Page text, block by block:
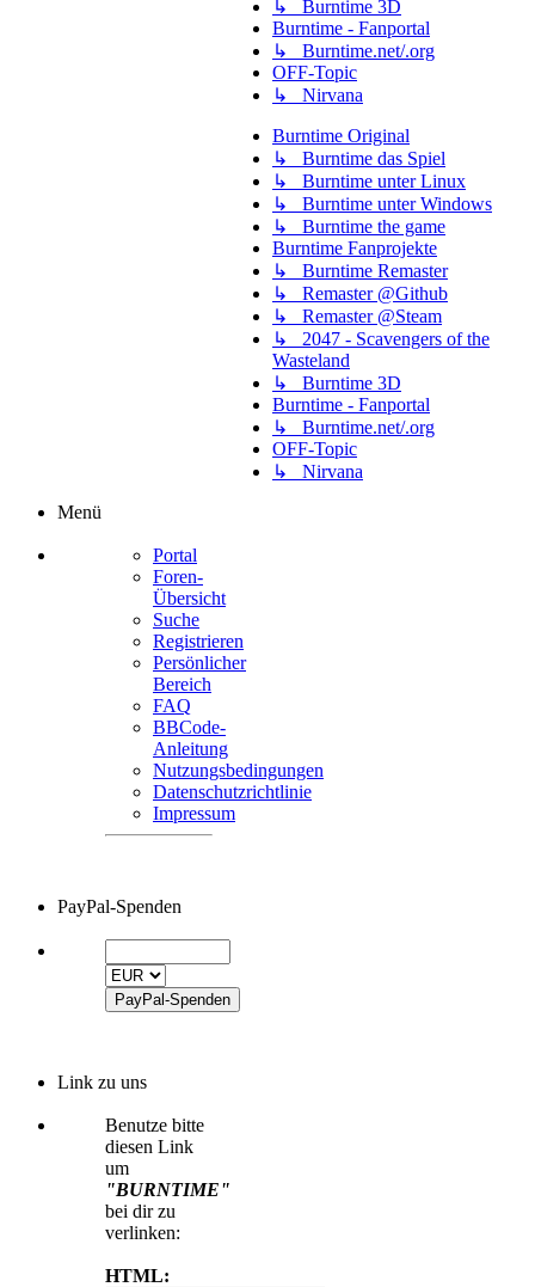
↳ Burntime 3D
Burntime - Fanportal
↳ Burntime.net/.org
OFF-Topic
↳ Nirvana
Burntime Original
↳ Burntime das Spiel
↳ Burntime unter Linux
↳ Burntime unter Windows
↳ Burntime the game
Burntime Fanprojekte
↳ Burntime Remaster
↳ Remaster @Github
↳ Remaster @Steam
↳ 2047 - Scavengers of the
Wasteland
↳ Burntime 3D
Burntime - Fanportal
↳ Burntime.net/.org
OFF-Topic
↳ Nirvana
Menü
Portal
Foren-
Übersicht
Suche
Registrieren
Persönlicher
Bereich
FAQ
BBCode-
Anleitung
Nutzungsbedingungen
Datenschutzrichtlinie
Impressum
PayPal-Spenden
Link zu uns
Benutze bitte
diesen Link
um
"BURNTIME"
bei dir zu
verlinken:
HTML: